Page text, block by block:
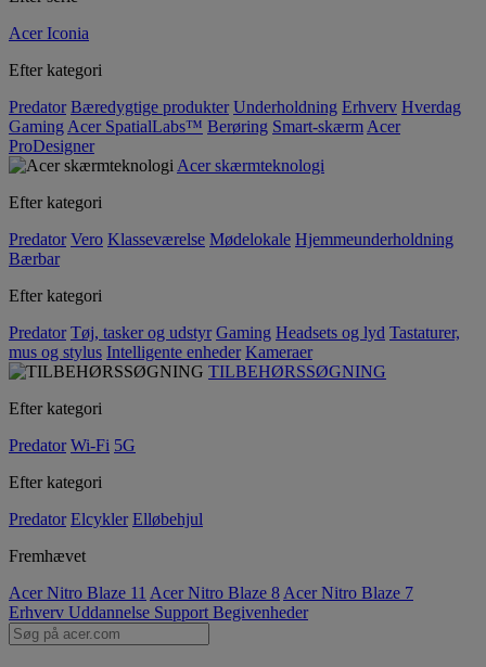
Acer Iconia
Efter kategori
Predator Bæredygtige produkter Underholdning Erhverv Hverdag
Gaming Acer SpatialLabs™ Berøring Smart-skærm Acer
ProDesigner
Acer skærmteknologi
Efter kategori
Predator Vero Klasseværelse Mødelokale Hjemmeunderholdning
Bærbar
Efter kategori
Predator Tøj, tasker og udstyr Gaming Headsets og lyd Tastaturer,
mus og stylus Intelligente enheder Kameraer
TILBEHØRSSØGNING
Efter kategori
Predator Wi-Fi 5G
Efter kategori
Predator Elcykler Elløbehjul
Fremhævet
Acer Nitro Blaze 11 Acer Nitro Blaze 8 Acer Nitro Blaze 7
Erhverv Uddannelse Support Begivenheder